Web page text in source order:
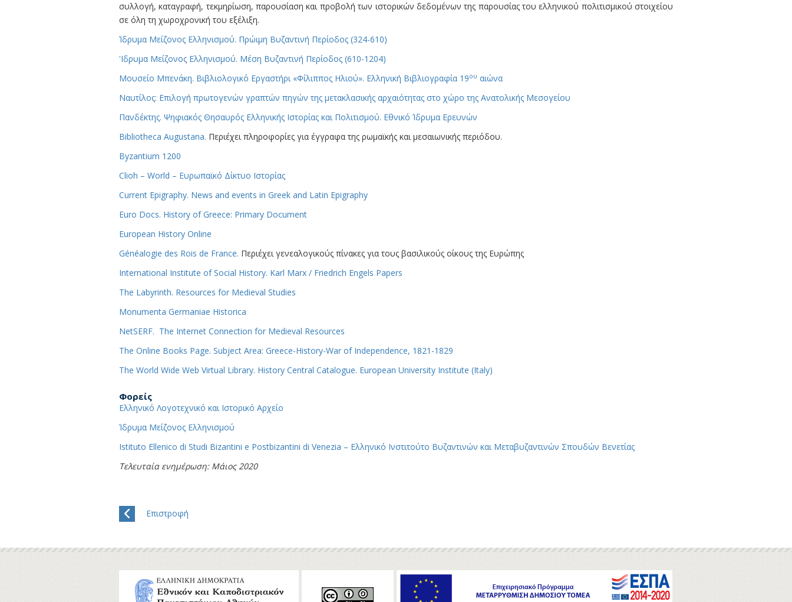
συλλογή, καταγραφή, τεκμηρίωση, παρουσίαση και προβολή των ιστορικών δεδομένων της παρουσίας του ελληνικού πολιτισμικού στοιχείου
σε όλη τη χωροχρονική του εξέλιξη.
Ίδρυμα Μείζονος Ελληνισμού. Πρώιμη Βυζαντινή Περίοδος (324-610)
'Ιδρυμα Μείζονος Ελληνισμού. Μέση Βυζαντινή Περίοδος (610-1204)
Μουσείο Μπενάκη. Βιβλιολογικό Εργαστήρι «Φίλιππος Ηλιού». Ελληνική Βιβλιογραφία 19ου αιώνα
Ναυτίλος: Επιλογή πρωτογενών γραπτών πηγών της μετακλασικής αρχαιότητας στο χώρο της Ανατολικής Μεσογείου
Πανδέκτης. Ψηφιακός Θησαυρός Ελληνικής Ιστορίας και Πολιτισμού. Εθνικό Ίδρυμα Ερευνών
Bibliotheca Augustana. Περιέχει πληροφορίες για έγγραφα της ρωμαϊκής και μεσαιωνικής περιόδου.
Byzantium 1200
Clioh – World – Ευρωπαϊκό Δίκτυο Ιστορίας
Current Epigraphy. News and events in Greek and Latin Epigraphy
Euro Docs. History of Greece: Primary Document
European History Online
Généalogie des Rois de France. Περιέχει γενεαλογικούς πίνακες για τους βασιλικούς οίκους της Ευρώπης
International Institute of Social History. Karl Marx / Friedrich Engels Papers
The Labyrinth. Resources for Medieval Studies
Monumenta Germaniae Historica
NetSERF. The Internet Connection for Medieval Resources
The Online Books Page. Subject Area: Greece-History-War of Independence, 1821-1829
The World Wide Web Virtual Library. History Central Catalogue. European University Institute (Italy)
Φορείς
Ελληνικό Λογοτεχνικό και Ιστορικό Αρχείο
Ίδρυμα Μείζονος Ελληνισμού
Istituto Ellenico di Studi Bizantini e Postbizantini di Venezia – Ελληνικό Ινστιτούτο Βυζαντινών και Μεταβυζαντινών Σπουδών Βενετίας
Τελευταία ενημέρωση: Μάιος 2020
Επιστροφή